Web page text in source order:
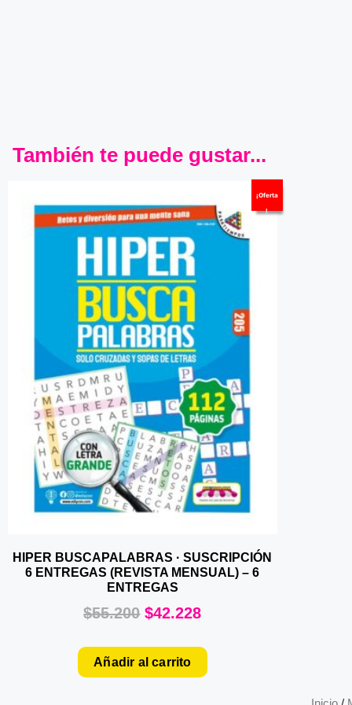
También te puede gustar...
¡Oferta
!
HIPER BUSCAPALABRAS · SUSCRIPCIÓN
6 ENTREGAS (REVISTA MENSUAL) – 6
ENTREGAS
$55.200 $42.228
Añadir al carrito